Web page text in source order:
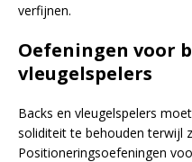
verfijnen.
Oefeningen voor
vleugelspelers
Backs en vleugelspelers
soliditeit te behouden terwijl
Positioneringsoefeningen